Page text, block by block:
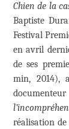
Chien de la
Baptiste
Festival
en avril
de ses
min, 2014),
documenteur
réalisation